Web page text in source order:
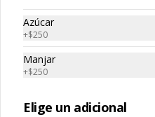
$3.400
Energy balls x10
10 Energy Balls a elección
Azúcar
+$250
Manjar
+$250
Elige un adicional